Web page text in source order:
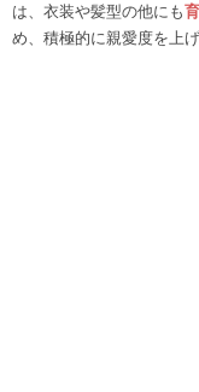
は、衣装や髪型の他にも
め、積極的に親愛度を上げ